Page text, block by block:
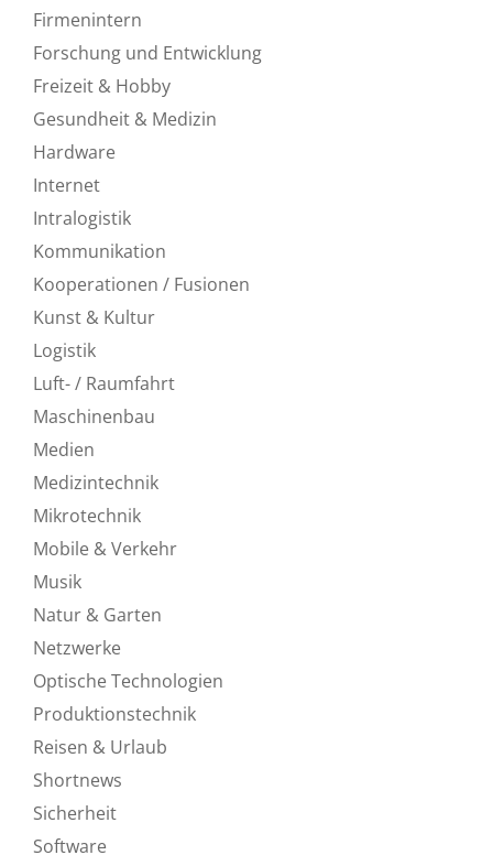
Firmenintern
Forschung und Entwicklung
Freizeit & Hobby
Gesundheit & Medizin
Hardware
Internet
Intralogistik
Kommunikation
Kooperationen / Fusionen
Kunst & Kultur
Logistik
Luft- / Raumfahrt
Maschinenbau
Medien
Medizintechnik
Mikrotechnik
Mobile & Verkehr
Musik
Natur & Garten
Netzwerke
Optische Technologien
Produktionstechnik
Reisen & Urlaub
Shortnews
Sicherheit
Software